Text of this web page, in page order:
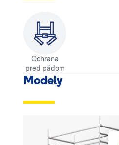
Ochrana
pred pádom
Modely